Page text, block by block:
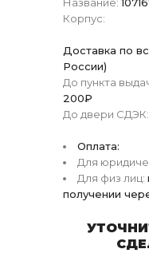
Название:
Корпус:
Доставка по
России)
До пункта
200₽
До двери СДЭК:
Оплата:
Для
Для физ лиц:
получении